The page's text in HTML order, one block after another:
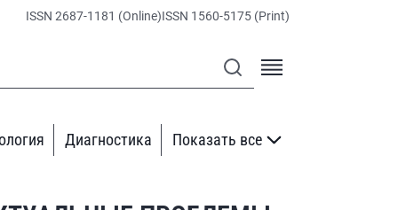
ISSN 2687-1181 (Online)ISSN 1560-5175 (Print)
Диагностика Показать все